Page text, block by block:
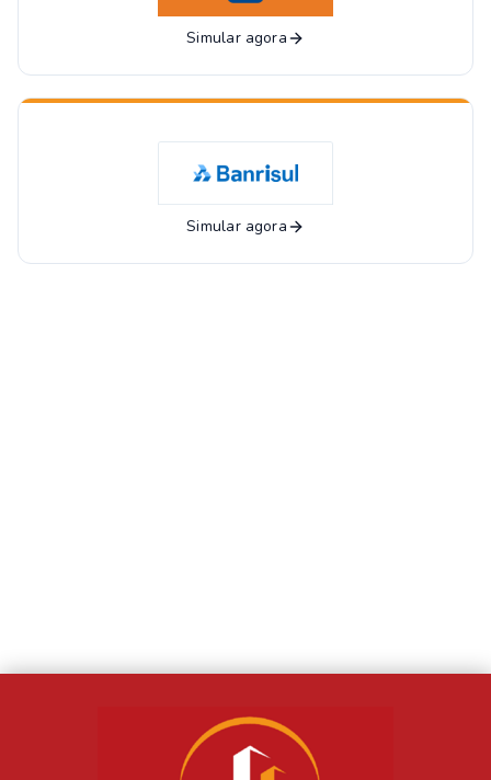
Simular agora
Simular agora